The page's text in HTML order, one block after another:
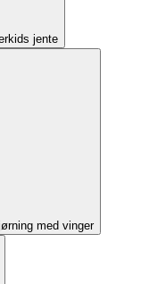
jente
med vinger